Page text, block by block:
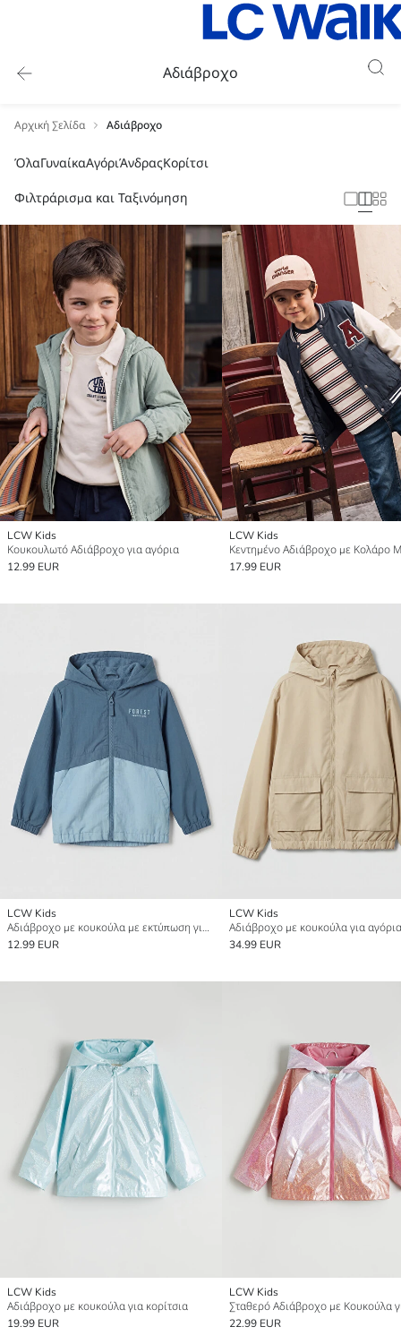
Αδιάβροχο
Αρχική Σελίδα Αδιάβροχο
ΌλαΓυναίκαΑγόριΆνδραςΚορίτσι
Φιλτράρισμα και Ταξινόμηση
LCW Kids
Κουκουλωτό Αδιάβροχο για αγόρια
12.99 EUR
LCW Kids
17.99 EUR
LCW Kids
Αδιάβροχο με κουκούλα με εκτύπωση για αγόρια
12.99 EUR
LCW Kids
Αδιάβροχο με κουκούλα για αγόρια
34.99 EUR
LCW Kids
Αδιάβροχο με κουκούλα για κορίτσια
19.99 EUR
LCW Kids
22.99 EUR